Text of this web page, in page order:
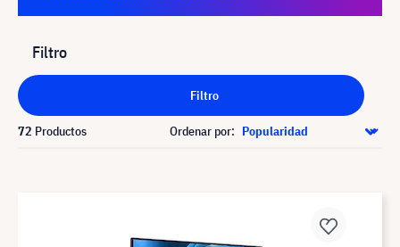
Filtro
Filtro
72 Productos Ordenar por: